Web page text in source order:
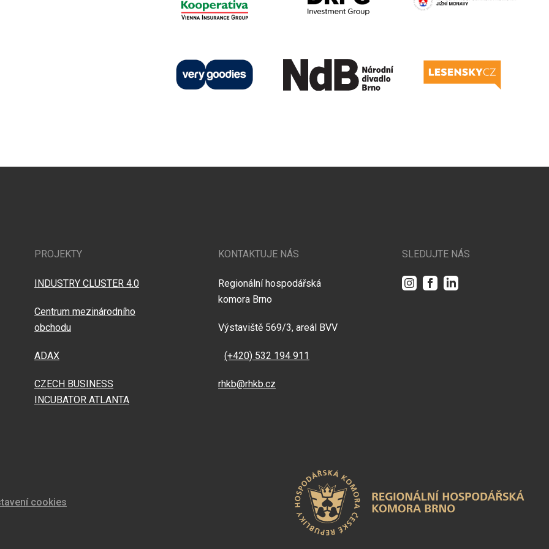
PROJEKTY
INDUSTRY CLUSTER 4.0
Centrum mezinárodního
obchodu
ADAX
CZECH BUSINESS
INCUBATOR ATLANTA
KONTAKTUJE NÁS
Regionální hospodářská
komora Brno
Výstaviště 569/3, areál BVV
(+420) 532 194 911
rhkb@rhkb.cz
SLEDUJTE NÁS
InstagramFacebookLinkedIn
cookies